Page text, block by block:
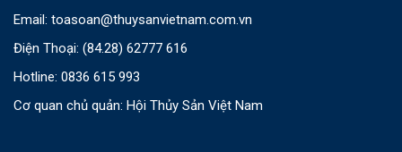
Email: toasoan@thuysanvietnam.com.vn
Điện Thoại: (84.28) 62777 616
Hotline: 0836 615 993
Cơ quan chủ quản: Hội Thủy Sản Việt Nam